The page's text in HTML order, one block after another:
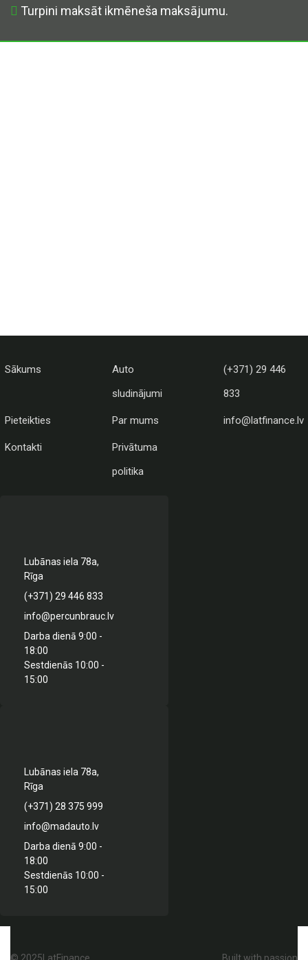
Turpini maksāt ikmēneša maksājumu.
Sākums
Auto
sludinājumi
(+371) 29 446
833
Pieteikties Par mums info@latfinance.lv
Kontakti
Privātuma
politika
Lubānas iela 78a,
Rīga
(+371) 29 446 833
info@percunbrauc.lv
Darba dienā 9:00 -
18:00
Sestdienās 10:00 -
15:00
Lubānas iela 78a,
Rīga
(+371) 28 375 999
info@madauto.lv
Darba dienā 9:00 -
18:00
Sestdienās 10:00 -
15:00